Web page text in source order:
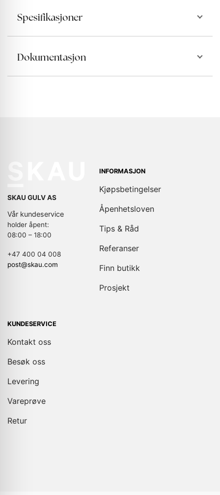
Spesifikasjoner
Dokumentasjon
SKAU GULV AS
Vår kundeservice
holder åpent:
08:00 – 18:00
+47 400 04 008
post@skau.com
INFORMASJON
Kjøpsbetingelser
Åpenhetsloven
Tips & Råd
Referanser
Finn butikk
Prosjekt
KUNDESERVICE
Kontakt oss
Besøk oss
Levering
Vareprøve
Retur